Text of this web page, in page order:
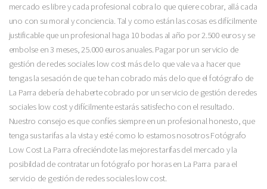
mercado es libre y cada profesional cobra lo que quiere cobrar, allá cada
uno con su moral y conciencia. Tal y como están las cosas es difícilmente
justificable que un profesional haga 10 bodas al año por 2.500 euros y se
embolse en 3 meses, 25.000 euros anuales. Pagar por un servicio de
gestión de redes sociales low cost más de lo que vale va a hacer que
tengas la sesación de que te han cobrado más de lo que el fotógrafo de
La Parra debería de haberte cobrado por un servicio de gestión de redes
sociales low cost y difícilmente estarás satisfecho con el resultado.
Nuestro consejo es que confíes siempre en un profesional honesto, que
tenga sus tarifas a la vista y esté como lo estamos nosotros Fotógrafo
Low Cost La Parra ofreciéndote las mejores tarifas del mercado y la
posibildad de contratar un fotógrafo por horas en La Parra para el
servicio de gestión de redes sociales low cost.